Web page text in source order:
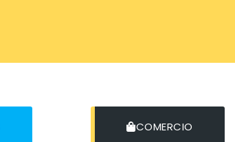
COMERCIO